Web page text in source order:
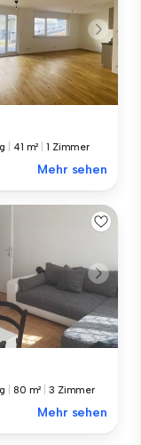
41 m² |1 Zimmer
Mehr sehen
80 m² |3 Zimmer
Mehr sehen